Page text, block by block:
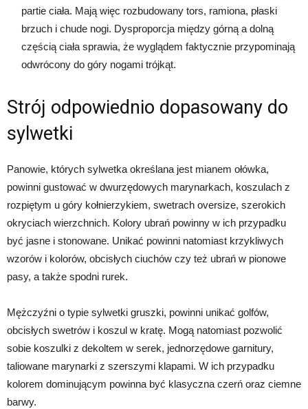
partie ciała. Mają więc rozbudowany tors, ramiona, płaski
brzuch i chude nogi. Dysproporcja między górną a dolną
częścią ciała sprawia, że wyglądem faktycznie przypominają
odwrócony do góry nogami trójkąt.
Strój odpowiednio dopasowany do
sylwetki
Panowie, których sylwetka określana jest mianem ołówka,
powinni gustować w dwurzędowych marynarkach, koszulach z
rozpiętym u góry kołnierzykiem, swetrach oversize, szerokich
okryciach wierzchnich. Kolory ubrań powinny w ich przypadku
być jasne i stonowane. Unikać powinni natomiast krzykliwych
wzorów i kolorów, obcisłych ciuchów czy też ubrań w pionowe
pasy, a także spodni rurek.
Mężczyźni o typie sylwetki gruszki, powinni unikać golfów,
obcisłych swetrów i koszul w kratę. Mogą natomiast pozwolić
sobie koszulki z dekoltem w serek, jednorzędowe garnitury,
taliowane marynarki z szerszymi klapami. W ich przypadku
kolorem dominującym powinna być klasyczna czerń oraz ciemne
barwy.